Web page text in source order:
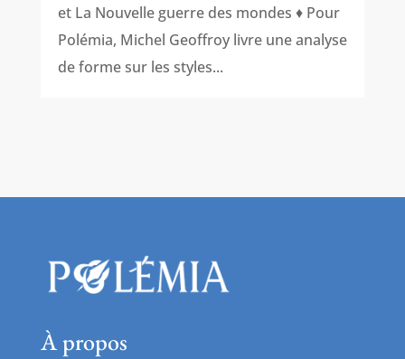
et La Nouvelle guerre des mondes ♦ Pour
Polémia, Michel Geoffroy livre une analyse
de forme sur les styles...
À propos